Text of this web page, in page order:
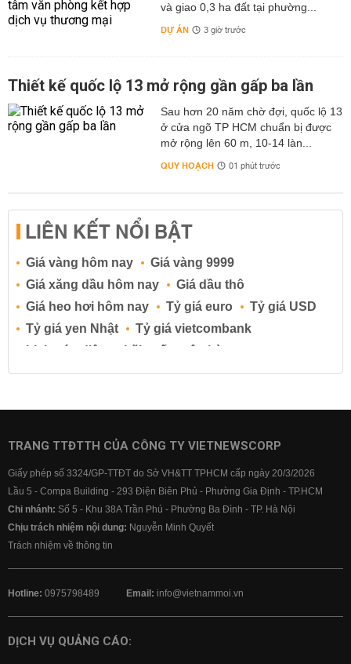
và giao 0,3 ha đất tại phường...
DỰ ÁN 3 giờ trước
Thiết kế quốc lộ 13 mở rộng gần gấp ba lần
Sau hơn 20 năm chờ đợi, quốc lộ 13
ở cửa ngõ TP HCM chuẩn bị được
mở rộng lên 60 m, 10-14 làn...
QUY HOẠCH 01 phút trước
LIÊN KẾT NỔI BẬT
Giá vàng hôm nay
Giá vàng 9999
Giá xăng dầu hôm nay
Giá dầu thô
Giá heo hơi hôm nay
Tỷ giá euro
Tỷ giá USD
Tỷ giá yen Nhật
Tỷ giá vietcombank
Lịch cúp điện
Lãi suất ngân hàng
Lãi suất tiết kiệm
Lãi suất tiền gửi
Lãi suất ngân hàng BIDV
Lãi suất ngân hàng Vietcombank
TRANG TTĐTTH CỦA CÔNG TY VIETNEWSCORP
Giấy phép số 3324/GP-TTĐT do Sở VH&TT TPHCM cấp ngày 20/3/2026
Lầu 5 - Compa Building - 293 Điện Biên Phủ - Phường Gia Định - TP.HCM
Chi nhánh: Số 5 - Khu 38A Trần Phú - Phường Ba Đình - TP. Hà Nội
Chịu trách nhiệm nội dung: Nguyễn Minh Quyết
Trách nhiệm về thông tin
Hotline: 0975798489 Email: info@vietnammoi.vn
DỊCH VỤ QUẢNG CÁO: